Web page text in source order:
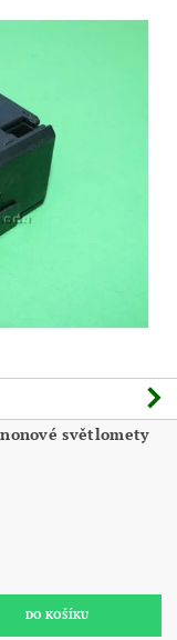
světlomety